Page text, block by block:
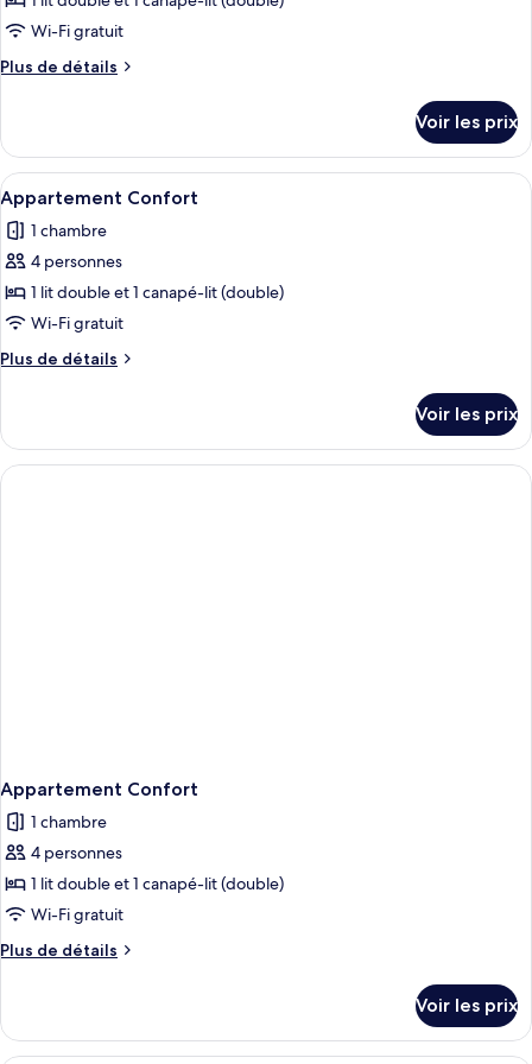
Wi-Fi gratuit
Plus de détails
Plus
le
type
de
chambre
Appartement
Confort
Voir les prix
Afficher
toutes
les
photos
pour
ce
type
de
Appartement
Confort
Un salon moderne avec un canapé
1
Appartement Confort
1 chambre
4 personnes
1 lit double et 1 canapé-lit (double)
Wi-Fi gratuit
Plus de détails
Plus
le
type
de
Voir les prix
Appartement Confort
1 chambre
4 personnes
1 lit double et 1 canapé-lit (double)
Wi-Fi gratuit
Plus de détails
Plus
le
type
Voir les prix